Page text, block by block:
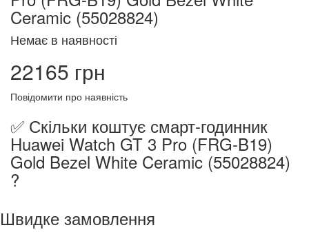
Ceramic (55028824)
Немає в наявності
22165 грн
Повідомити про наявність
✅ Скільки коштує смарт-годинник
Huawei Watch GT 3 Pro (FRG-B19)
Gold Bezel White Ceramic (55028824)
?
Швидке замовлення